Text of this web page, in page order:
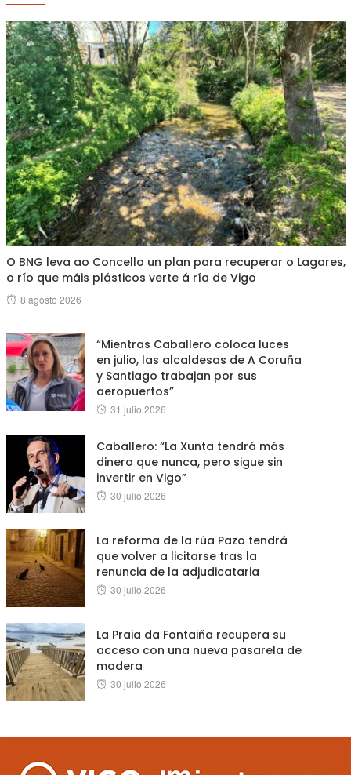
O BNG leva ao Concello un plan para recuperar o Lagares,
o río que máis plásticos verte á ría de Vigo
Posted
8 agosto 2026
“Mientras Caballero coloca luces
en julio, las alcaldesas de A Coruña
y Santiago trabajan por sus
aeropuertos”
Posted
31 julio 2026
Caballero: “La Xunta tendrá más
dinero que nunca, pero sigue sin
invertir en Vigo”
Posted
30 julio 2026
La reforma de la rúa Pazo tendrá
que volver a licitarse tras la
renuncia de la adjudicataria
Posted
30 julio 2026
La Praia da Fontaiña recupera su
acceso con una nueva pasarela de
madera
Posted
30 julio 2026